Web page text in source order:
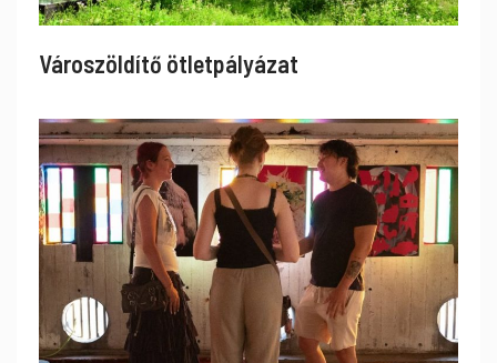
Városzöldítő ötletpályázat